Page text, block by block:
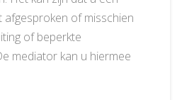
afgesproken of misschien
of beperkte
mediator kan u hiermee